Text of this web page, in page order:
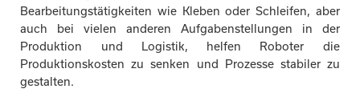
Kontakt
Bearbeitungstätigkeiten wie Kleben oder Schleifen, aber
auch bei vielen anderen Aufgabenstellungen in der
Produktion und Logistik, helfen Roboter die
Produktionskosten zu senken und Prozesse stabiler zu
gestalten.